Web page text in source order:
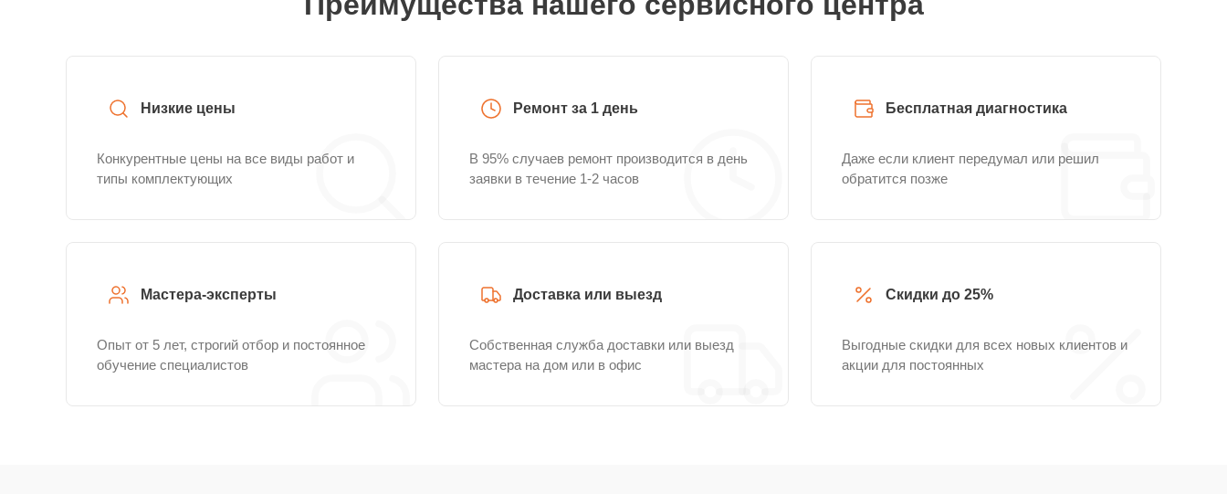
Низкие цены
Конкурентные цены на все виды работ и
типы комплектующих
Ремонт за 1 день
В 95% случаев ремонт производится в день
заявки в течение 1-2 часов
Бесплатная диагностика
Даже если клиент передумал или решил
обратится позже
Мастера-эксперты
Опыт от 5 лет, строгий отбор и постоянное
обучение специалистов
Доставка или выезд
Собственная служба доставки или выезд
мастера на дом или в офис
Скидки до 25%
Выгодные скидки для всех новых клиентов и
акции для постоянных